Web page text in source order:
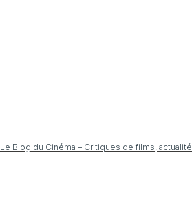
Le Blog du Cinéma – Critiques de films,